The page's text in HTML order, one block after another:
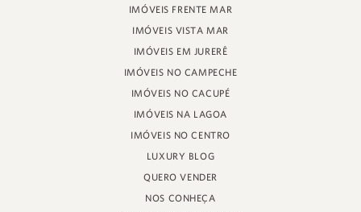
IMÓVEIS FRENTE MAR
IMÓVEIS VISTA MAR
IMÓVEIS EM JURERÊ
IMÓVEIS NO CAMPECHE
IMÓVEIS NO CACUPÉ
IMÓVEIS NA LAGOA
IMÓVEIS NO CENTRO
LUXURY BLOG
QUERO VENDER
NOS CONHEÇA